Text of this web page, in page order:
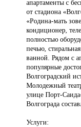
апартаменты с
от стадиона
«Родина-мать
кондиционер,
полностью
печью,
ванной. Рядом с
популярные
Волгоградский
Молодежный
улице Порт-
Волгограда
Услуги: